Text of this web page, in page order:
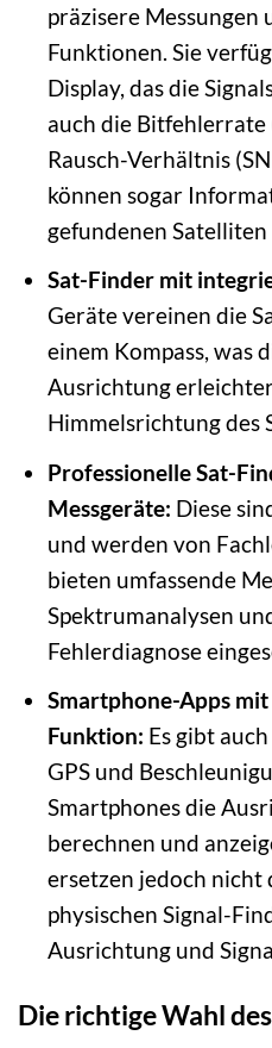
präzisere Messungen
Funktionen. Sie
Display, das die
auch die Bitfehlerrate
Rausch-Verhältnis
können sogar
gefundenen Satelliten
Sat-Finder mit
Geräte vereinen die
einem Kompass, was
Ausrichtung
Himmelsrichtung des
Professionelle Sat-
Messgeräte: Diese
und werden von
bieten umfassende
Spektrumanalysen
Fehlerdiagnose
Smartphone-Apps
Funktion: Es gibt
GPS und
Smartphones die
berechnen und
ersetzen jedoch nicht
physischen Signal-
Ausrichtung und
Die richtige Wahl